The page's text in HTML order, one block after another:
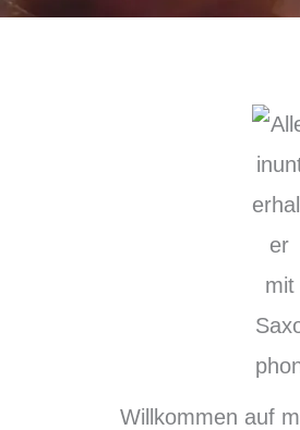
Willkommen auf